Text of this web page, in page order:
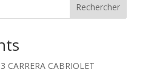
Rechercher
CARRERA CABRIOLET